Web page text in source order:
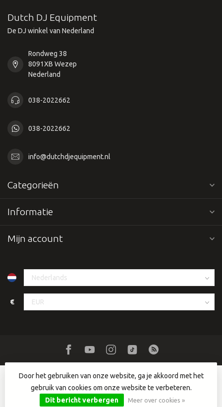
Dutch DJ Equipment
De DJ winkel van Nederland
Rondweg 38
8091XB Wezep
Nederland
038-2022662
038-2022662
info@dutchdjequipment.nl
Categorieën
Informatie
Mijn account
€
© Copyright 2026 Dutch DJ Equipment- Powered byLightspeed
Lightspeed designby Dyvelopment
Door het gebruiken van onze website, ga je akkoord met het
gebruik van cookies om onze website te verbeteren.
Dit bericht verbergen
Meer over cookies »